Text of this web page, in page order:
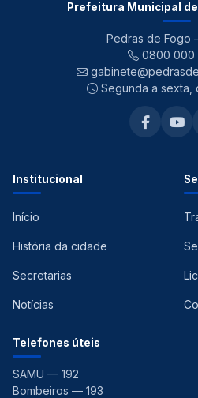
Prefeitura Municipal
Pedras de Fogo
0800 000
Segunda a sexta,
Institucional
Início
História da cidade
Secretarias
Notícias
Telefones úteis
SAMU — 192
Bombeiros — 193